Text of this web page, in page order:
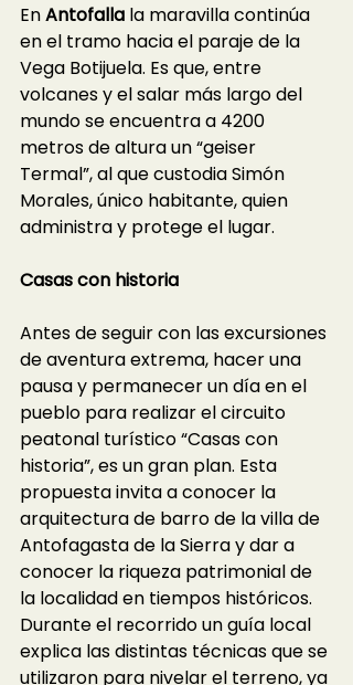
En Antofalla la maravilla continúa
en el tramo hacia el paraje de la
Vega Botijuela. Es que, entre
volcanes y el salar más largo del
mundo se encuentra a 4200
metros de altura un “geiser
Termal”, al que custodia Simón
Morales, único habitante, quien
administra y protege el lugar.
Casas con historia
Antes de seguir con las excursiones
de aventura extrema, hacer una
pausa y permanecer un día en el
pueblo para realizar el circuito
peatonal turístico “Casas con
historia”, es un gran plan. Esta
propuesta invita a conocer la
arquitectura de barro de la villa de
Antofagasta de la Sierra y dar a
conocer la riqueza patrimonial de
la localidad en tiempos históricos.
Durante el recorrido un guía local
explica las distintas técnicas que se
utilizaron para nivelar el terreno, ya